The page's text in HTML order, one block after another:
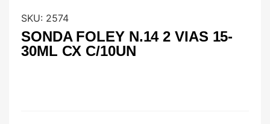
SKU: 2574
SONDA FOLEY N.14 2 VIAS 15-
30ML CX C/10UN